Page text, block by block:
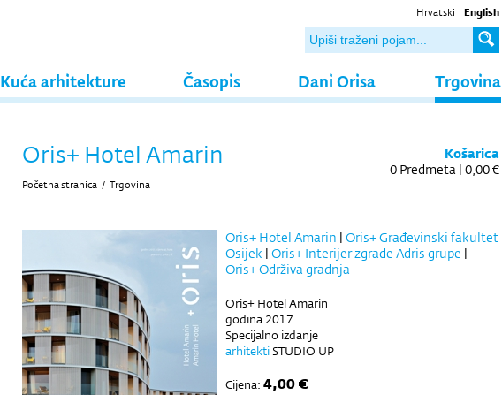
Hrvatski English
Kuća arhitekture Časopis Dani Orisa Trgovina
Oris+ Hotel Amarin
Početna stranica / Trgovina
Košarica
0 Predmeta | 0,00 €
Oris+ Hotel Amarin | Oris+ Građevinski fakultet
Osijek | Oris+ Interijer zgrade Adris grupe |
Oris+ Održiva gradnja
Oris+ Hotel Amarin
godina 2017.
Specijalno izdanje
arhitektiSTUDIO UP
Cijena: 4,00 €